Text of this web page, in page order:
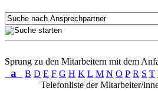
Sprung zu den Mitarbeitern mit dem
a B D E F G H K L M N O P R S T
Telefonliste der Mitarbeiter/